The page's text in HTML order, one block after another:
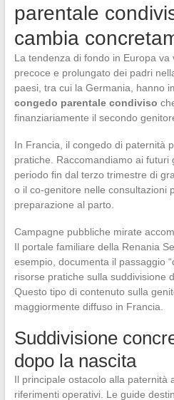
parentale
cambia
La tendenza di fondo in Europa
precoce e prolungato dei padri
paesi, tra cui la Germania, hanno
congedo parentale condiviso
finanziariamente il secondo
In Francia, il congedo di paternità
pratiche. Raccomandiamo ai futuri
periodo fin dal terzo trimestre di
o il co-genitore nelle consultazioni
preparazione al parto.
Campagne pubbliche mirate
Il portale familiare della Renania
esempio, documenta il passaggio
risorse pratiche sulla suddivisione
Questo tipo di contenuto sulla
maggiormente diffuso in Francia.
Suddivisione
dopo la nascita
Il principale ostacolo alla paternità
riferimenti operativi. Le guide